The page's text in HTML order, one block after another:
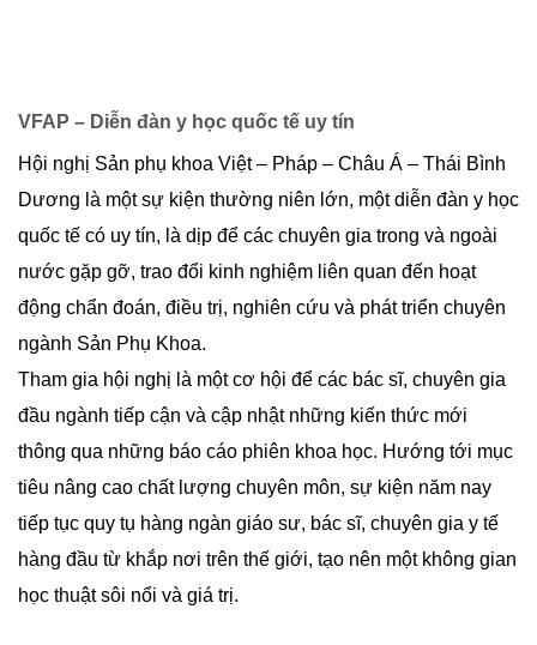
VFAP – Diễn đàn y học quốc tế uy tín
Hội nghị Sản phụ khoa Việt – Pháp – Châu Á – Thái Bình
Dương là một sự kiện thường niên lớn, một diễn đàn y học
quốc tế có uy tín, là dịp để các chuyên gia trong và ngoài
nước gặp gỡ, trao đổi kinh nghiệm liên quan đến hoạt
động chẩn đoán, điều trị, nghiên cứu và phát triển chuyên
ngành Sản Phụ Khoa.
Tham gia hội nghị là một cơ hội để các bác sĩ, chuyên gia
đầu ngành tiếp cận và cập nhật những kiến thức mới
thông qua những báo cáo phiên khoa học. Hướng tới mục
tiêu nâng cao chất lượng chuyên môn, sự kiện năm nay
tiếp tục quy tụ hàng ngàn giáo sư, bác sĩ, chuyên gia y tế
hàng đầu từ khắp nơi trên thế giới, tạo nên một không gian
học thuật sôi nổi và giá trị.